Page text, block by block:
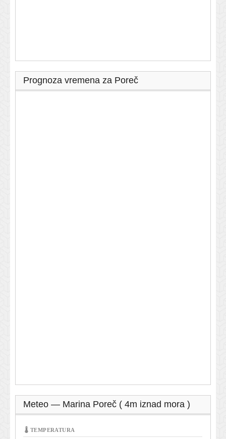
Prognoza vremena za Poreč
Meteo — Marina Poreč ( 4m iznad mora )
🌡 TEMPERATURA